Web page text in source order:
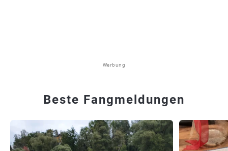
Werbung
Beste Fangmeldungen